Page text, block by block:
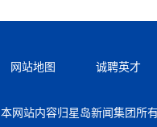
网站地图 诚聘英才
本网站内容归星岛新闻集团所